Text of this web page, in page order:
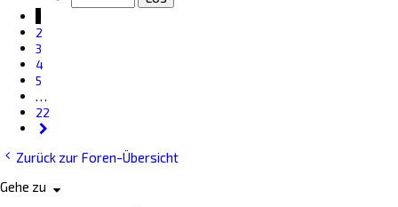
2
3
4
5
…
22
Zurück zur Foren-Übersicht
Gehe zu